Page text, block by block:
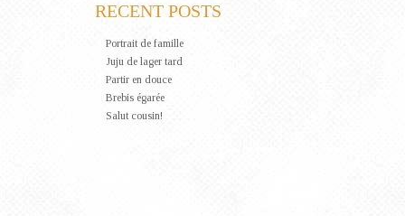
RECENT POSTS
Portrait de famille
Juju de lager tard
Partir en douce
Brebis égarée
Salut cousin!